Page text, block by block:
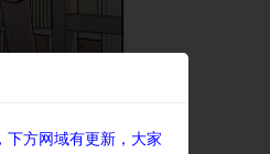
下方网域有更新，大家